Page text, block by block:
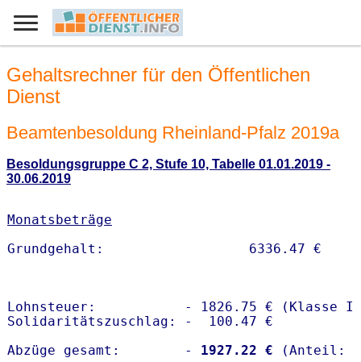
Gehaltsrechner für den Öffentlichen
Dienst
Beamtenbesoldung Rheinland-Pfalz 2019a
Besoldungsgruppe C 2, Stufe 10, Tabelle 01.01.2019 -
30.06.2019
Monatsbeträge
Lohnsteuer:           - 1826.75 € (Klasse I)
Solidaritätszuschlag: -  100.47 €
Abzüge gesamt:        -
1927.22 €